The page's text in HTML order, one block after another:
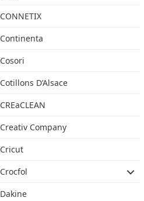
CONNETIX
Continenta
Cosori
Cotillons D’Alsace
CREaCLEAN
Creativ Company
Cricut
Crocfol
Dakine